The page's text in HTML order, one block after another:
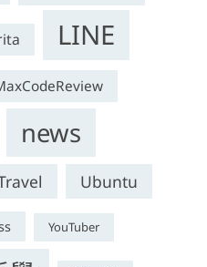
LINE
news
Ubuntu
YouTuber